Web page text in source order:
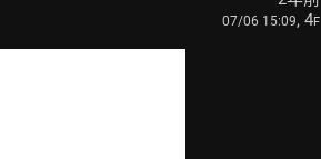
07/06 15:09, 4F